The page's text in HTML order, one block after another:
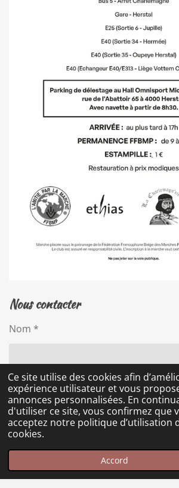
Ce site utilise des cookies afin
expérience utilisateur et vous
annonces personnalisées. En
d'utiliser ce site, vous confirmez que
acceptez notre politique d’utilisation
cookies.
Accord
Nous contacter
Nom *
Adresse e-mail *
Message *